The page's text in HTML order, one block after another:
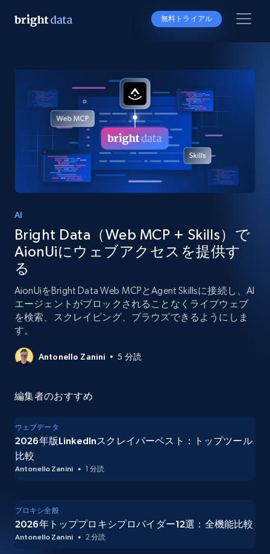
無料トライアル
AI
Bright Data（Web MCP + Skills）で
AionUiにウェブアクセスを提供す
る
AionUiをBright Data Web MCPとAgent Skillsに接続し、AI
エージェントがブロックされることなくライブウェブ
を検索、スクレイピング、ブラウズできるようにしま
す。
Antonello Zanini 5 分読
編集者のおすすめ
ウェブデータ
2026年版LinkedInスクレイパーベスト：トップツール
比較
Antonello Zanini 1 分読
プロキシ全般
2026年トッププロキシプロバイダー12選：全機能比較
Antonello Zanini 2 分読